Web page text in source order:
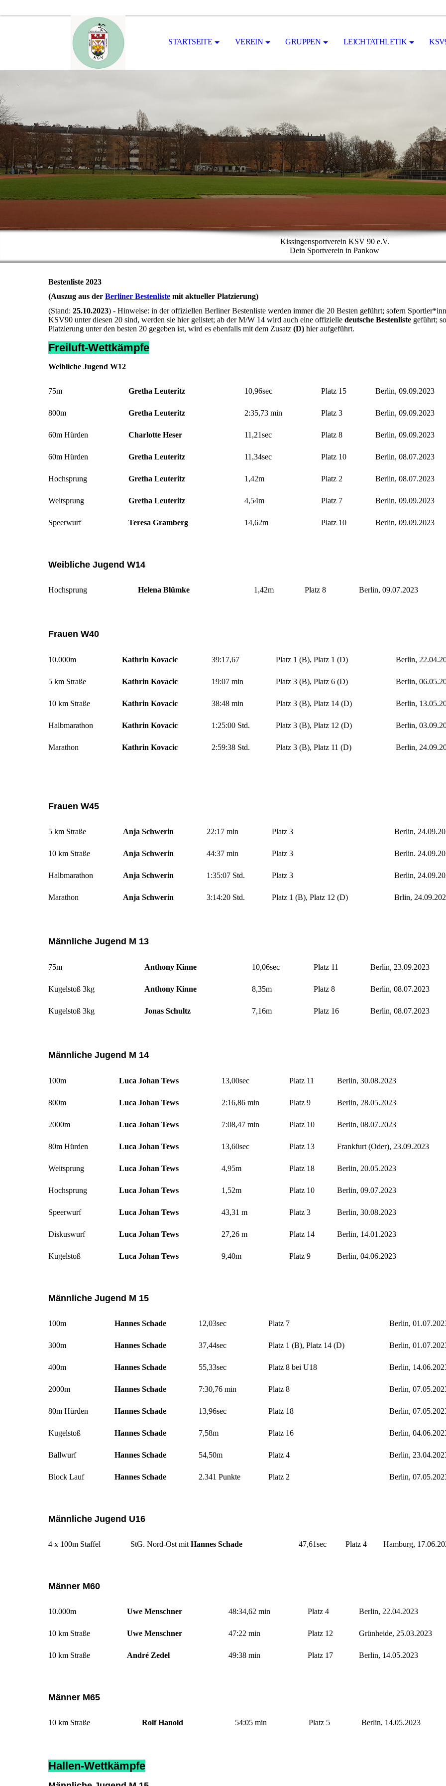
STARTSEITE VEREIN GRUPPEN LEICHTATHLETIK
Kissingensportverein KSV 90 e.V.
Dein Sportverein in Pankow
Bestenliste 2023
(Auszug aus der Berliner Bestenliste mit aktueller Platzierung)
(Stand: 25.10.2023) - Hinweise: in der offiziellen Berliner Bestenliste werden immer die 20 Besten geführt; sofern
KSV90 unter diesen 20 sind, werden sie hier gelistet; ab der M/W 14 wird auch eine offizielle deutsche Bestenliste geführt;
Platzierung unter den besten 20 gegeben ist, wird es ebenfalls mit dem Zusatz (D) hier aufgeführt.
Freiluft-Wettkämpfe
Weibliche Jugend W12
75m Gretha Leuteritz 10,96sec Platz 15 Berlin, 09.09.2023
800m Gretha Leuteritz 2:35,73 min Platz 3 Berlin, 09.09.2023
60m Hürden Charlotte Heser 11,21sec Platz 8 Berlin, 09.09.2023
60m Hürden Gretha Leuteritz 11,34sec Platz 10 Berlin, 08.07.2023
Hochsprung Gretha Leuteritz 1,42m Platz 2 Berlin, 08.07.2023
Weitsprung Gretha Leuteritz 4,54m Platz 7 Berlin, 09.09.2023
Speerwurf Teresa Gramberg 14,62m Platz 10 Berlin, 09.09.2023
Weibliche Jugend W14
Hochsprung Helena Blümke 1,42m Platz 8 Berlin, 09.07.2023
Frauen W40
10.000m Kathrin Kovacic 39:17,67 Platz 1 (B), Platz 1 (D) Berlin,
5 km Straße Kathrin Kovacic 19:07 min Platz 3 (B), Platz 6 (D) Berlin,
10 km Straße Kathrin Kovacic 38:48 min Platz 3 (B), Platz 14 (D) Berlin,
Halbmarathon Kathrin Kovacic 1:25:00 Std. Platz 3 (B), Platz 12 (D) Berlin,
Marathon Kathrin Kovacic 2:59:38 Std. Platz 3 (B), Platz 11 (D) Berlin,
Frauen W45
5 km Straße Anja Schwerin 22:17 min Platz 3 Berlin,
10 km Straße Anja Schwerin 44:37 min Platz 3 Berlin.
Halbmarathon Anja Schwerin 1:35:07 Std. Platz 3 Berlin,
Marathon Anja Schwerin 3:14:20 Std. Platz 1 (B), Platz 12 (D) Brlin,
Männliche Jugend M 13
75m Anthony Kinne 10,06sec Platz 11 Berlin, 23.09.2023
Kugelstoß 3kg Anthony Kinne 8,35m Platz 8 Berlin, 08.07.2023
Kugelstoß 3kg Jonas Schultz 7,16m Platz 16 Berlin, 08.07.2023
Männliche Jugend M 14
100m Luca Johan Tews 13,00sec Platz 11 Berlin, 30.08.2023
800m Luca Johan Tews 2:16,86 min Platz 9 Berlin, 28.05.2023
2000m Luca Johan Tews 7:08,47 min Platz 10 Berlin, 08.07.2023
80m Hürden Luca Johan Tews 13,60sec Platz 13 Frankfurt (Oder), 23.09.2023
Weitsprung Luca Johan Tews 4,95m Platz 18 Berlin, 20.05.2023
Hochsprung Luca Johan Tews 1,52m Platz 10 Berlin, 09.07.2023
Speerwurf Luca Johan Tews 43,31 m Platz 3 Berlin, 30.08.2023
Diskuswurf Luca Johan Tews 27,26 m Platz 14 Berlin, 14.01.2023
Kugelstoß Luca Johan Tews 9,40m Platz 9 Berlin, 04.06.2023
Männliche Jugend M 15
100m Hannes Schade 12,03sec Platz 7 Berlin,
300m Hannes Schade 37,44sec Platz 1 (B), Platz 14 (D) Berlin,
400m Hannes Schade 55,33sec Platz 8 bei U18 Berlin,
2000m Hannes Schade 7:30,76 min Platz 8 Berlin,
80m Hürden Hannes Schade 13,96sec Platz 18 Berlin,
Kugelstoß Hannes Schade 7,58m Platz 16 Berlin,
Ballwurf Hannes Schade 54,50m Platz 4 Berlin,
Block Lauf Hannes Schade 2.341 Punkte Platz 2 Berlin,
Männliche Jugend U16
4 x 100m Staffel StG. Nord-Ost mit Hannes Schade 47,61sec Platz 4 Hamburg,
Männer M60
10.000m Uwe Menschner 48:34,62 min Platz 4 Berlin, 22.04.2023
10 km Straße Uwe Menschner 47:22 min Platz 12 Grünheide, 25.03.2023
10 km Straße André Zedel 49:38 min Platz 17 Berlin, 14.05.2023
Männer M65
10 km Straße Rolf Hanold 54:05 min Platz 5 Berlin, 14.05.2023
Hallen-Wettkämpfe